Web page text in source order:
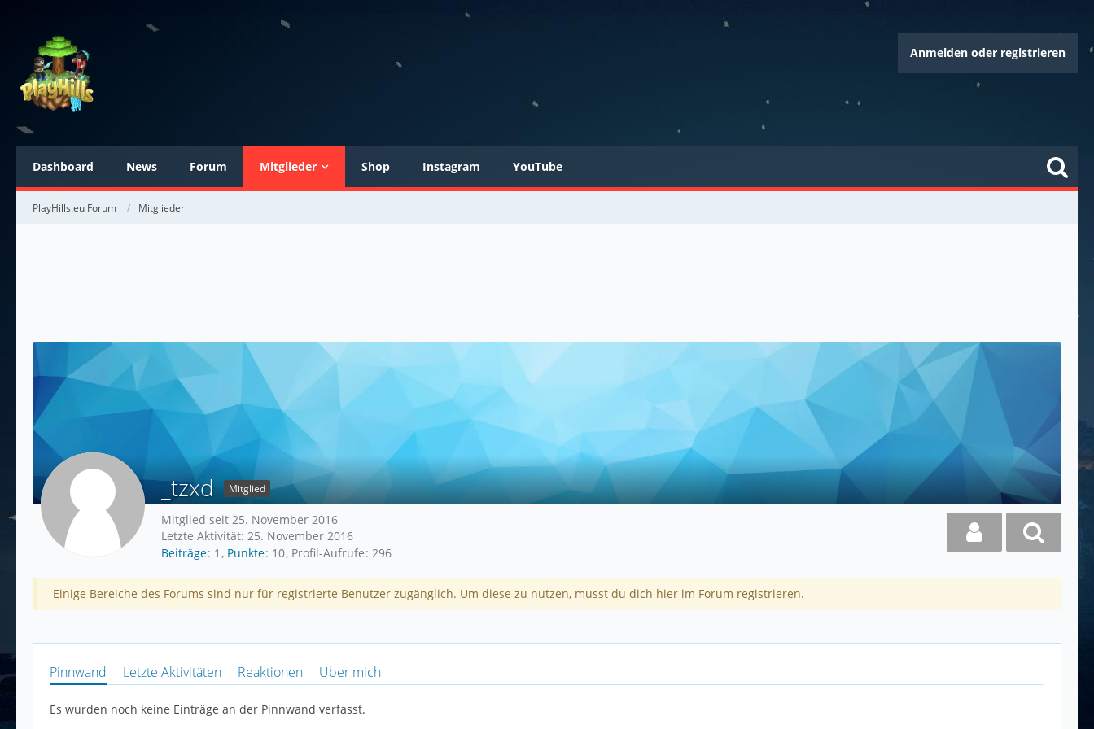
Anmelden oder registrieren
Dashboard News Forum Mitglieder Shop Instagram YouTube
PlayHills.eu Forum Mitglieder
_tzxd Mitglied
Mitglied seit 25. November 2016
Letzte Aktivität: 25. November 2016
Beiträge 1 Punkte 10 Profil-Aufrufe 296
Einige Bereiche des Forums sind nur für registrierte Benutzer zugänglich. Um diese zu nutzen, musst du dich hier im Forum registrieren.
Pinnwand Letzte Aktivitäten Reaktionen Über mich
Es wurden noch keine Einträge an der Pinnwand verfasst.